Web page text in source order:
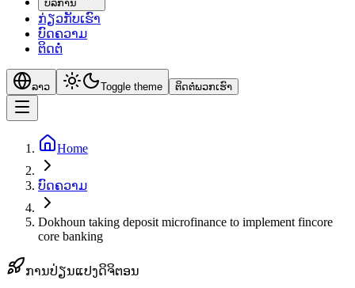
ບໍລິການ
ກ່ຽວກັບເຮົາ
ບົດຄວາມ
ຕິດຕໍ່
ລາວ Toggle theme ຕິດຕໍ່ພວກເຮົາ
Home
ບົດຄວາມ
Dokhoun taking deposit microfinance to implement fincore
core banking
ການປ່ຽນແປງດິຈິຕອນ